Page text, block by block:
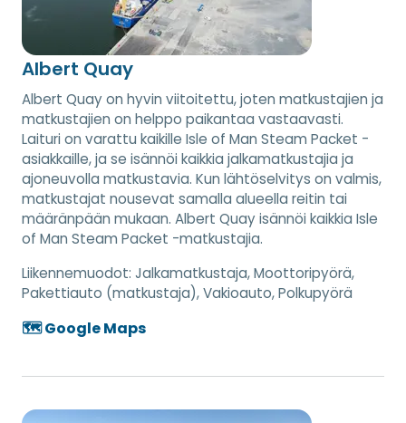
Albert Quay
Albert Quay on hyvin viitoitettu, joten matkustajien ja
matkustajien on helppo paikantaa vastaavasti.
Laituri on varattu kaikille Isle of Man Steam Packet -
asiakkaille, ja se isännöi kaikkia jalkamatkustajia ja
ajoneuvolla matkustavia. Kun lähtöselvitys on valmis,
matkustajat nousevat samalla alueella reitin tai
määränpään mukaan. Albert Quay isännöi kaikkia Isle
of Man Steam Packet -matkustajia.
Liikennemuodot: Jalkamatkustaja, Moottoripyörä,
Pakettiauto (matkustaja), Vakioauto, Polkupyörä
🗺️ Google Maps